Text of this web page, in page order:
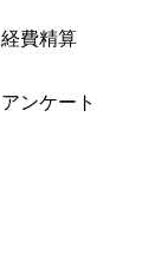
経費精算
アンケート